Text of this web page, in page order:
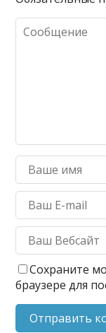
Сохраните
браузере для